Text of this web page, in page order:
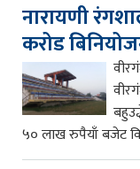
नारायणी
करोड
५० लाख रुपैयाँ बजेट